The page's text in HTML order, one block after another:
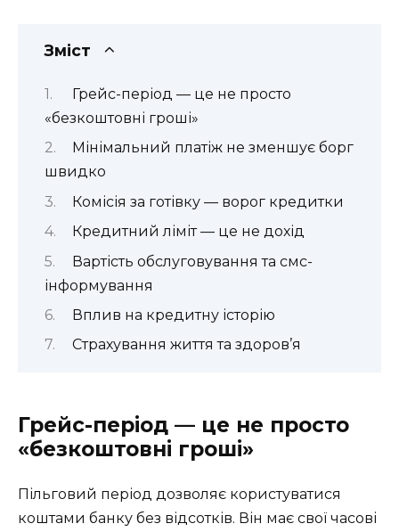
Зміст
Грейс-період — це не просто
«безкоштовні гроші»
Мінімальний платіж не зменшує борг
швидко
Комісія за готівку — ворог кредитки
Кредитний ліміт — це не дохід
Вартість обслуговування та смс-
інформування
Вплив на кредитну історію
Страхування життя та здоров’я
Грейс-період — це не просто
«безкоштовні гроші»
Пільговий період дозволяє користуватися
коштами банку без відсотків. Він має свої часові